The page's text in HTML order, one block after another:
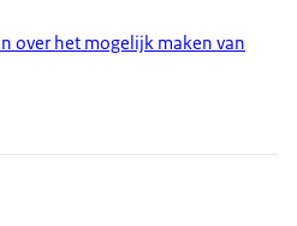
over het mogelijk maken van